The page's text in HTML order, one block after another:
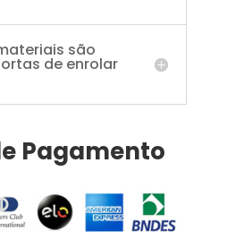
são
de enrolar
Pagamento